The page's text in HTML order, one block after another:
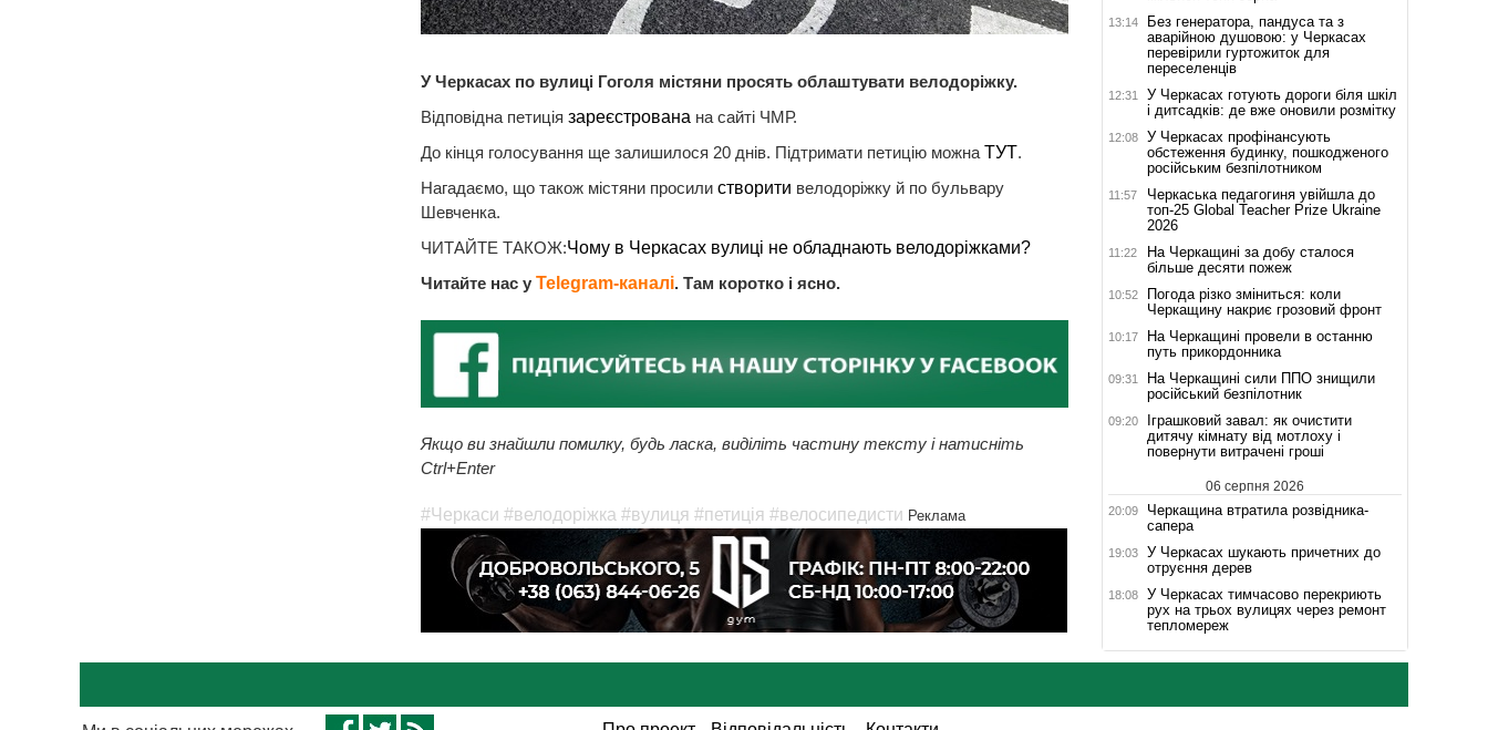
У Черкасах по вулиці Гоголя містяни просять облаштувати велодоріжку.
Відповідна петиція зареєстрована на сайті ЧМР.
До кінця голосування ще залишилося 20 днів. Підтримати петицію можна ТУТ.
Нагадаємо, що також містяни просили створити велодоріжку й по бульвару
Шевченка.
ЧИТАЙТЕ ТАКОЖ:Чому в Черкасах вулиці не обладнають велодоріжками?
Читайте нас у Telegram-каналі. Там коротко і ясно.
Якщо ви знайшли помилку, будь ласка, виділіть частину тексту і натисніть
Ctrl+Enter
#Черкаси #велодоріжка #вулиця #петиція #велосипедисти Реклама
13:14
Без генератора, пандуса та з
аварійною душовою: у Черкасах
перевірили гуртожиток для
переселенців
12:31
У Черкасах готують дороги біля шкіл
і дитсадків: де вже оновили розмітку
12:08
У Черкасах профінансують
обстеження будинку, пошкодженого
російським безпілотником
11:57
Черкаська педагогиня увійшла до
топ-25 Global Teacher Prize Ukraine
2026
11:22
На Черкащині за добу сталося
більше десяти пожеж
10:52
Погода різко зміниться: коли
Черкащину накриє грозовий фронт
10:17
На Черкащині провели в останню
путь прикордонника
09:31
На Черкащині сили ППО знищили
російський безпілотник
09:20
Іграшковий завал: як очистити
дитячу кімнату від мотлоху і
повернути витрачені гроші
06 серпня 2026
20:09
Черкащина втратила розвідника-
сапера
19:03
У Черкасах шукають причетних до
отруєння дерев
18:08
У Черкасах тимчасово перекриють
рух на трьох вулицях через ремонт
тепломереж